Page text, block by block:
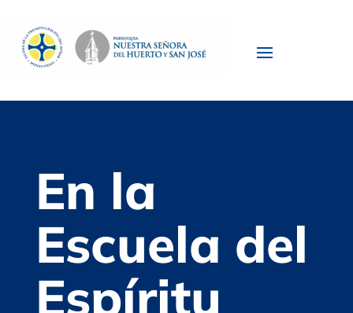
En la
Escuela del
Espíritu